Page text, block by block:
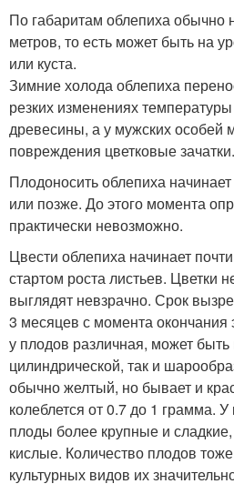
По габаритам облепиха обычно
метров, то есть может быть на
или куста.
Зимние холода облепиха
резких изменениях
древесины, а у мужских особей
повреждения цветковые зачатки.
Плодоносить облепиха
или позже. До этого момента
практически невозможно.
Цвести облепиха начинает
стартом роста листьев. Цветки
выглядят невзрачно. Срок
3 месяцев с момента
у плодов различная, может быть
цилиндрической, так и
обычно желтый, но бывает и
колеблется от 0.7 до 1 грамма. У
плоды более крупные и
кислые. Количество плодов
культурных видов их